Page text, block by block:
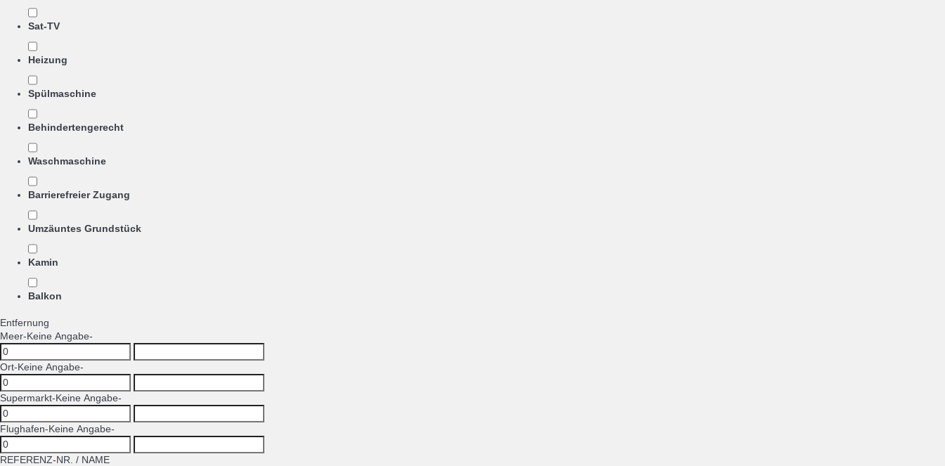
Sat-TV
Heizung
Spülmaschine
Behindertengerecht
Waschmaschine
Barrierefreier Zugang
Umzäuntes Grundstück
Kamin
Balkon
Entfernung
Meer-Keine Angabe-
Ort-Keine Angabe-
Supermarkt-Keine Angabe-
Flughafen-Keine Angabe-
REFERENZ-NR. / NAME